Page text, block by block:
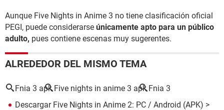
Aunque Five Nights in Anime 3 no tiene clasificación oficial
PEGI, puede considerarse únicamente apto para un público
adulto, pues contiene escenas muy sugerentes.
ALREDEDOR DEL MISMO TEMA
Fnia 3 apk Five nights in anime 3 apk Fnia 3
Descargar Five Nights in Anime 2: PC / Android (APK) >